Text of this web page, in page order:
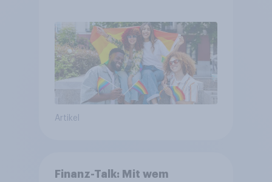
Artikel
Finanz-Talk: Mit wem